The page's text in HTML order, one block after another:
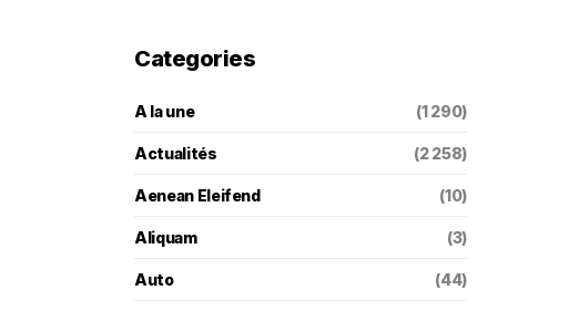
Categories
A la une (1 290)
Actualités (2 258)
Aenean Eleifend (10)
Aliquam (3)
Auto (44)